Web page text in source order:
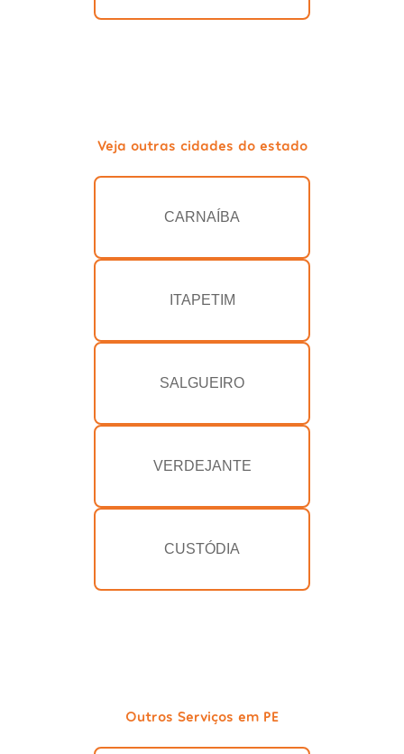
Veja outras cidades do estado
CARNAÍBA
ITAPETIM
SALGUEIRO
VERDEJANTE
CUSTÓDIA
Outros Serviços em PE